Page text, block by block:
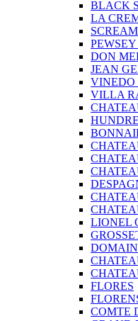
BLACK
LA
DON
JEAN
VINEDO
VILLA
LIONEL
FLORES
COMTE